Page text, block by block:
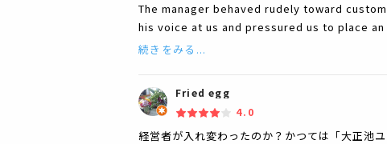
The manager behaved rudely toward
his voice at us and pressured us to place
続きをみる...
Fried egg
4.0
経営者が入れ変わったのか？かつては「大正池